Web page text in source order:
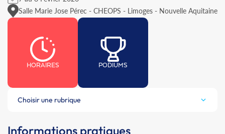
Salle Marie Jose Pérec - CHEOPS - Limoges - Nouvelle Aquitaine
HORAIRES PODIUMS
Choisir une rubrique
Informations pratiques